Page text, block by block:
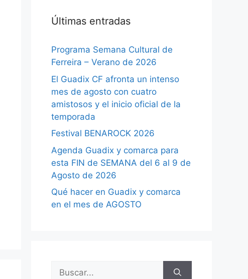
Últimas entradas
Programa Semana Cultural de
Ferreira – Verano de 2026
El Guadix CF afronta un intenso
mes de agosto con cuatro
amistosos y el inicio oficial de la
temporada
Festival BENAROCK 2026
Agenda Guadix y comarca para
esta FIN de SEMANA del 6 al 9 de
Agosto de 2026
Qué hacer en Guadix y comarca
en el mes de AGOSTO
Buscar: